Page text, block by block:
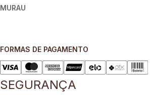
MURAU
FORMAS DE PAGAMENTO
SEGURANÇA